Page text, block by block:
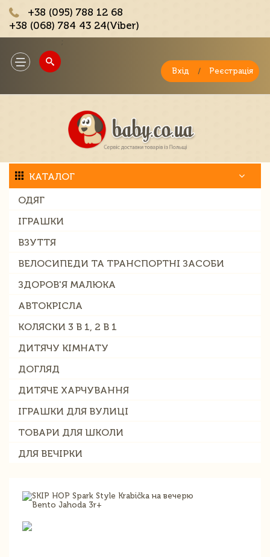
+38 (095) 788 12 68
+38 (068) 784 43 24(Viber)
Toggle
navigation
Вхід / Реєстрація
КАТАЛОГ
ОДЯГ
ІГРАШКИ
ВЗУТТЯ
ВЕЛОСИПЕДИ ТА ТРАНСПОРТНІ ЗАСОБИ
ЗДОРОВ'Я МАЛЮКА
АВТОКРІСЛА
КОЛЯСКИ 3 В 1, 2 В 1
ДИТЯЧУ КІМНАТУ
ДОГЛЯД
ДИТЯЧЕ ХАРЧУВАННЯ
ІГРАШКИ ДЛЯ ВУЛИЦІ
ТОВАРИ ДЛЯ ШКОЛИ
ДЛЯ ВЕЧІРКИ